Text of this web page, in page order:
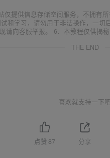
仅提供信息存储空间服务，不拥有
和学习，请勿用于非法操作，一
请向客服举报。 6、本教程仅供揭
THE END
喜欢就支持一下吧
点赞 87 分享